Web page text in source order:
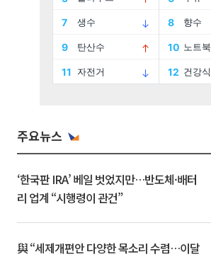
주요뉴스
‘한국판 IRA’ 베일 벗었지만…반도체·배터
리 업계 “시행령이 관건”
與 “세제개편안 다양한 목소리 수렴…이달